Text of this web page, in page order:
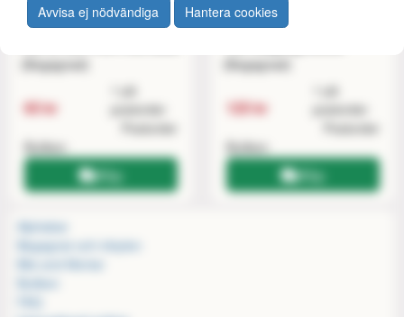
(Begagnad)
65 kr
1 på
postorder
Butiken
Postorder
Köp
(Begagnad)
125 kr
1 på
postorder
Butiken
Postorder
Köp
Alphabar
Begagnat och inbyten
Avvisa ej nödvändiga
Hantera cookies